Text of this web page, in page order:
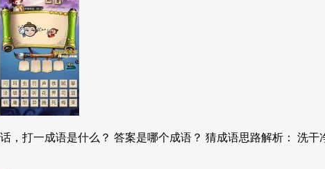
，打一成语是什么？ 答案是哪个成语？ 猜成语思路解析： 洗